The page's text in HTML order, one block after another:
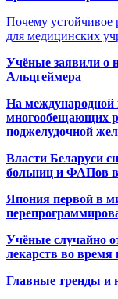
Почему устойчивое
для медицинских
Учёные заявили о
Альцгеймера
На международной
многообещающих
поджелудочной
Власти Беларуси
больниц и ФАПов в
Япония первой в
Учёные случайно
лекарств во время
Главные тренды и